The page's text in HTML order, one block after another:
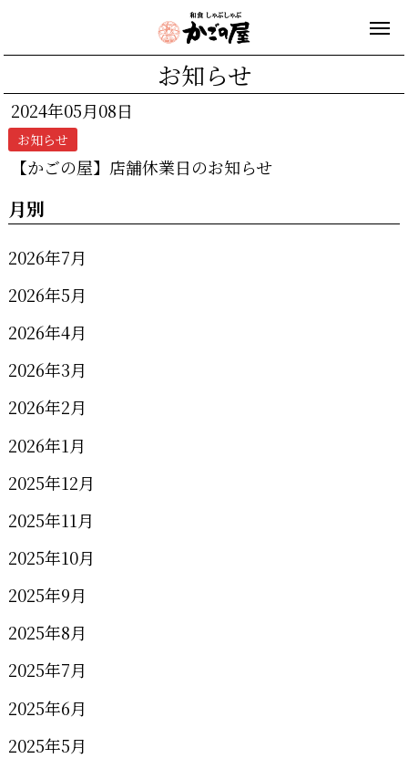
お知らせ
2024年05月08日
お知らせ
【かごの屋】店舗休業日のお知らせ
月別
2026年7月
2026年5月
2026年4月
2026年3月
2026年2月
2026年1月
2025年12月
2025年11月
2025年10月
2025年9月
2025年8月
2025年7月
2025年6月
2025年5月